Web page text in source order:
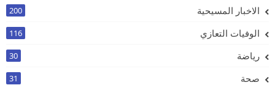
الاخبار المسيحية 200
الوفيات التعازي 116
رياضة 30
صحة 31